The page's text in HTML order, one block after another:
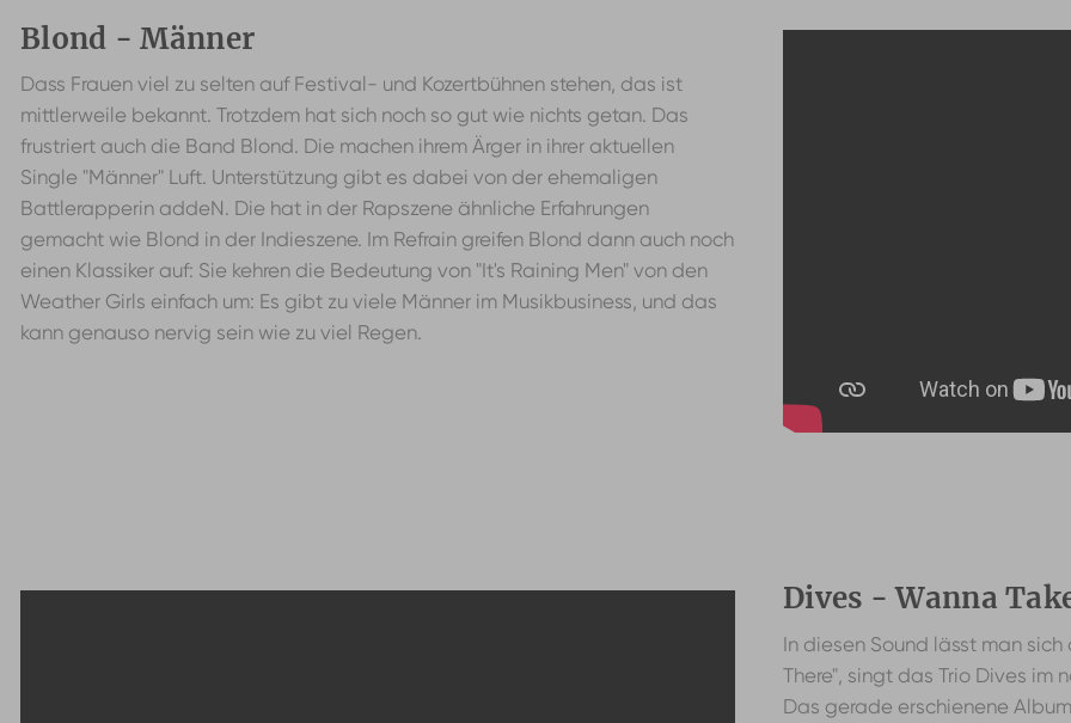
Blond - Männer
Dass Frauen viel zu selten auf Festival- und Kozertbühnen stehen, das ist
mittlerweile bekannt. Trotzdem hat sich noch so gut wie nichts getan. Das
frustriert auch die Band Blond. Die machen ihrem Ärger in ihrer aktuellen
Single "Männer" Luft. Unterstützung gibt es dabei von der ehemaligen
Battlerapperin addeN. Die hat in der Rapszene ähnliche Erfahrungen
gemacht wie Blond in der Indieszene. Im Refrain greifen Blond dann auch noch
einen Klassiker auf: Sie kehren die Bedeutung von "It's Raining Men" von den
Weather Girls einfach um: Es gibt zu viele Männer im Musikbusiness, und das
kann genauso nervig sein wie zu viel Regen.
Dives - Wanna
In diesen Sound lässt man
There", singt das Trio Dives im
Das gerade erschienene